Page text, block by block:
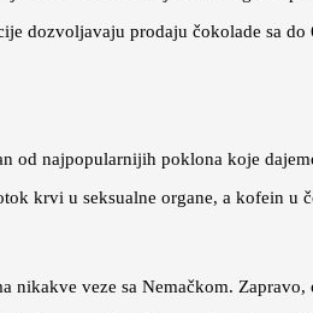
dozvoljavaju prodaju čokolade sa
od najpopularnijih poklona koje
krvi u seksualne organe, a kofein
nikakve veze sa Nemačkom.